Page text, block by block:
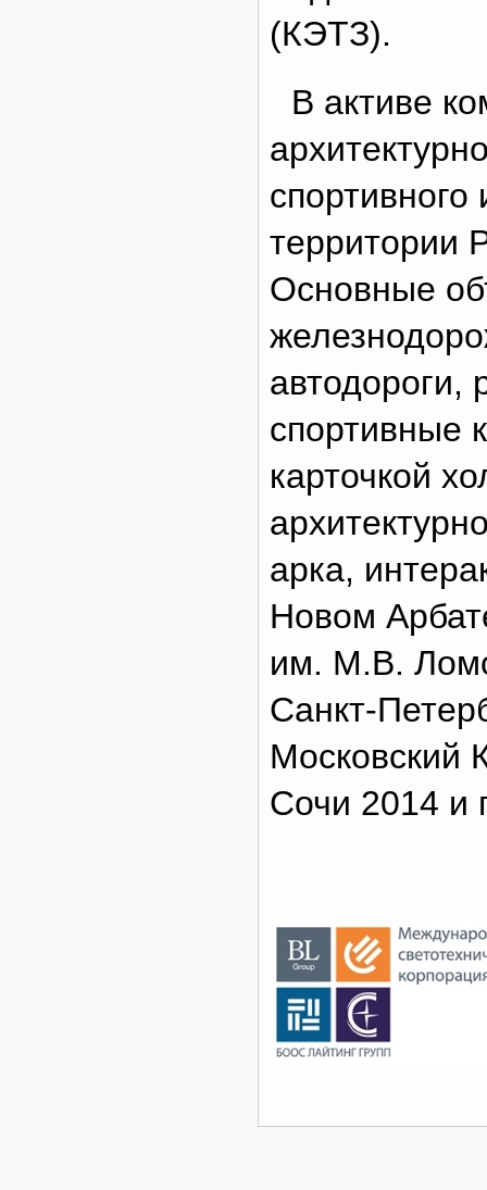
(КЭТЗ).
В активе
территории
Основные
автодороги,
спортивные
карточкой
арка,
Новом
им. М.В.
Санкт-
Московский
Сочи 2014 и